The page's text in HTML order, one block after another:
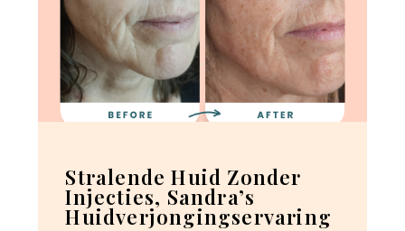
Stralende Huid Zonder
Injecties, Sandra’s
Huidverjongingservaring